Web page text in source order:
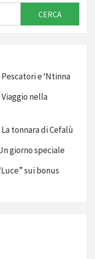
e ‘Ntinna
nella
tonnara di Cefalù
giorno speciale
sui bonus